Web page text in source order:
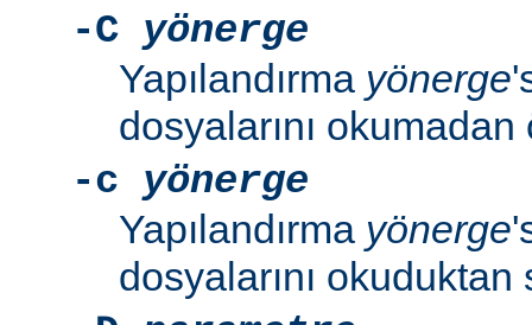
-C yönerge
Yapılandırma yönerge
dosyalarını
-c
yönerge
Yapılandırma yönerge
dosyalarını